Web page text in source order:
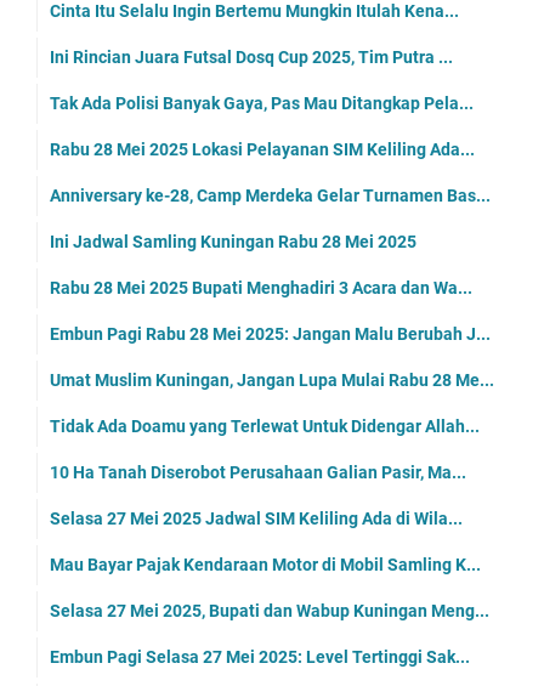
Cinta Itu Selalu Ingin Bertemu Mungkin Itulah Kena...
Ini Rincian Juara Futsal Dosq Cup 2025, Tim Putra ...
Tak Ada Polisi Banyak Gaya, Pas Mau Ditangkap Pela...
Rabu 28 Mei 2025 Lokasi Pelayanan SIM Keliling Ada...
Anniversary ke-28, Camp Merdeka Gelar Turnamen Bas...
Ini Jadwal Samling Kuningan Rabu 28 Mei 2025
Rabu 28 Mei 2025 Bupati Menghadiri 3 Acara dan Wa...
Embun Pagi Rabu 28 Mei 2025: Jangan Malu Berubah J...
Umat Muslim Kuningan, Jangan Lupa Mulai Rabu 28 Me...
Tidak Ada Doamu yang Terlewat Untuk Didengar Allah...
10 Ha Tanah Diserobot Perusahaan Galian Pasir, Ma...
Selasa 27 Mei 2025 Jadwal SIM Keliling Ada di Wila...
Mau Bayar Pajak Kendaraan Motor di Mobil Samling K...
Selasa 27 Mei 2025, Bupati dan Wabup Kuningan Meng...
Embun Pagi Selasa 27 Mei 2025: Level Tertinggi Sak...